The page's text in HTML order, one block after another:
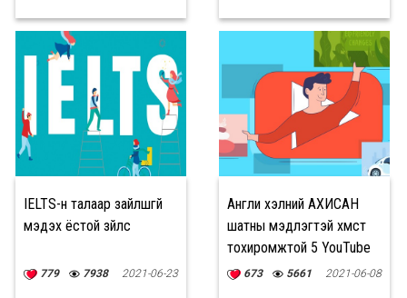
IELTS-н талаар зайлшгүй
мэдэх ёстой зүйлс
779 7938 2021-06-23
Англи хэлний АХИСАН
шатны мэдлэгтэй хүмүүст
тохиромжтой 5 YouTube
суваг
673 5661 2021-06-08